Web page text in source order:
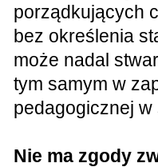
porządkujących
bez określenia
może nadal
tym samym w
pedagogicznej w
Nie ma zgody